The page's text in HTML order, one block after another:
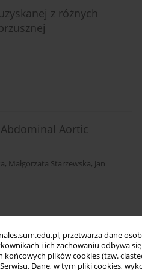
przetwarza dane
i ich zachowaniu odbywa
plików cookies (tzw.
Dane, w tym pliki cookies,
z różnych
Aortic
, Małgorzata Starzewska, Jan
medycznych
Dominika Olko ,Damian Ziaja